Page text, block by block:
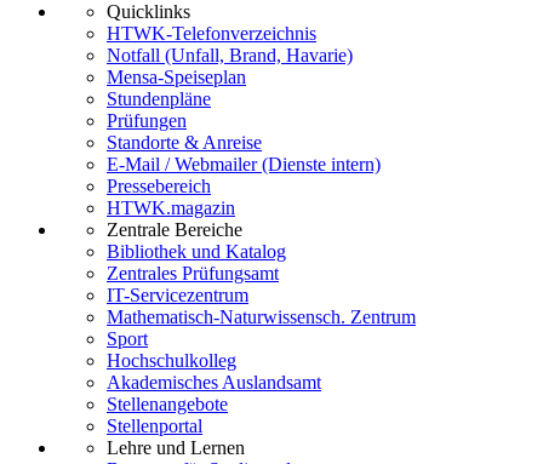
Quicklinks
HTWK-Telefonverzeichnis
Notfall (Unfall, Brand, Havarie)
Mensa-Speiseplan
Stundenpläne
Prüfungen
Standorte & Anreise
E-Mail / Webmailer (Dienste intern)
Pressebereich
HTWK.magazin
Zentrale Bereiche
Bibliothek und Katalog
Zentrales Prüfungsamt
IT-Servicezentrum
Mathematisch-Naturwissensch. Zentrum
Sport
Hochschulkolleg
Akademisches Auslandsamt
Stellenangebote
Stellenportal
Lehre und Lernen